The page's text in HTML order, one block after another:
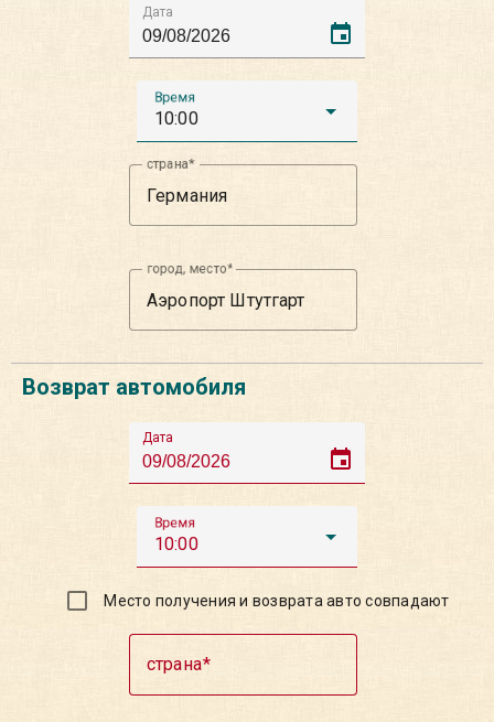
Дата
event
Время
10:00
страна
город, место
Возврат автомобиля
Дата
event
Время
10:00
Место получения и возврата авто совпадают
страна